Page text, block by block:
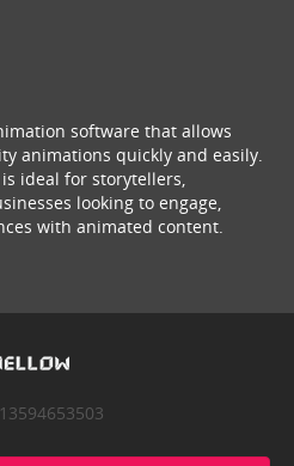
software that allows
animations quickly and easily.
ideal for storytellers,
looking to engage,
with animated content.